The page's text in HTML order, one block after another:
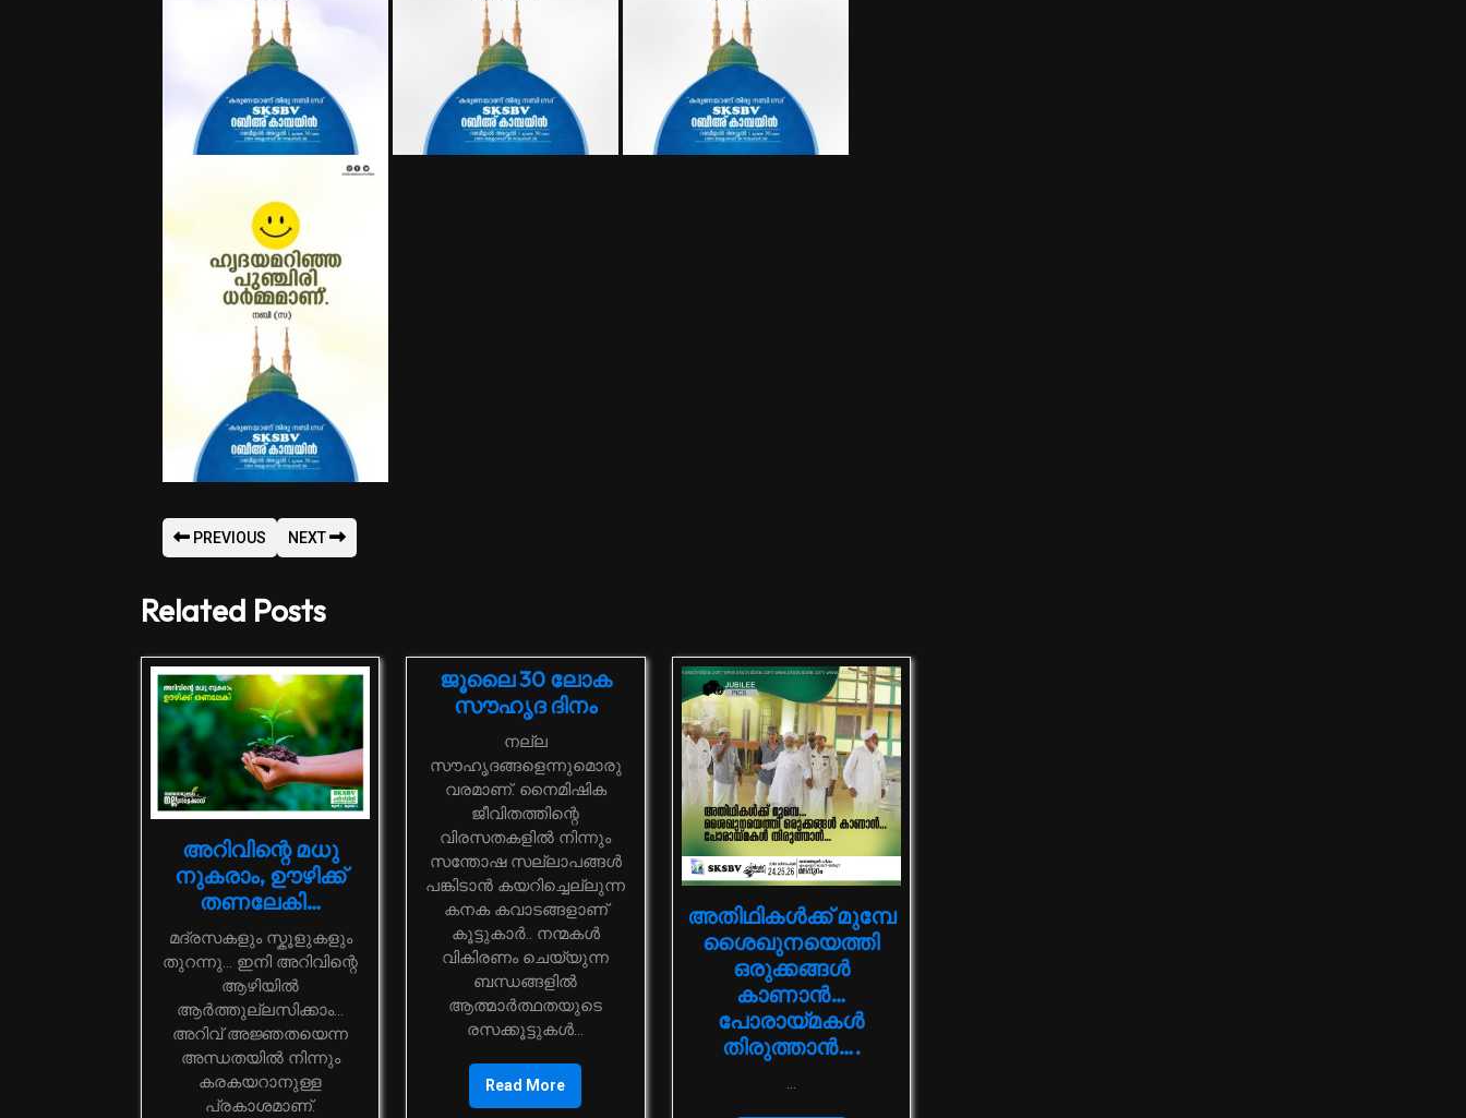
PREVIOUS NEXT
Related Posts
അറിവിന്റെ മധു
നുകരാം, ഊഴിക്ക്
തണലേകി…
മദ്രസകളും സ്കൂളുകളും
തുറന്നു… ഇനി അറിവിന്റെ
ആഴിയിൽ
ആർത്തുല്ലസിക്കാം…
അറിവ് അജ്ഞതയെന്ന
അന്ധതയിൽ നിന്നും
കരകയറാനുള്ള
പ്രകാശമാണ്.
ജൂലൈ 30 ലോക
സൗഹൃദ ദിനം
നല്ല
സൗഹൃദങ്ങളെന്നുമൊരു
വരമാണ്. നൈമിഷിക
ജീവിതത്തിന്റെ
വിരസതകളിൽ നിന്നും
സന്തോഷ സല്ലാപങ്ങൾ
പങ്കിടാൻ കയറിച്ചെല്ലുന്ന
കനക കവാടങ്ങളാണ്
കൂട്ടുകാർ.. നന്മകൾ
വികിരണം ചെയ്യുന്ന
ബന്ധങ്ങളിൽ
ആത്മാർത്ഥതയുടെ
രസക്കൂട്ടുകൾ...
Read More
അതിഥികള്‍ക്ക് മുമ്പേ
ശൈഖുനയെത്തി
ഒരുക്കങ്ങള്‍
കാണാന്‍…
പോരായ്മകള്‍
തിരുത്താന്‍….
...